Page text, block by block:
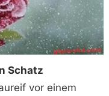
Schatz
vor einem